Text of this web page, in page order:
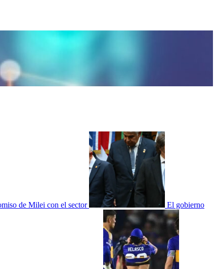
de Milei con el sector El gobierno